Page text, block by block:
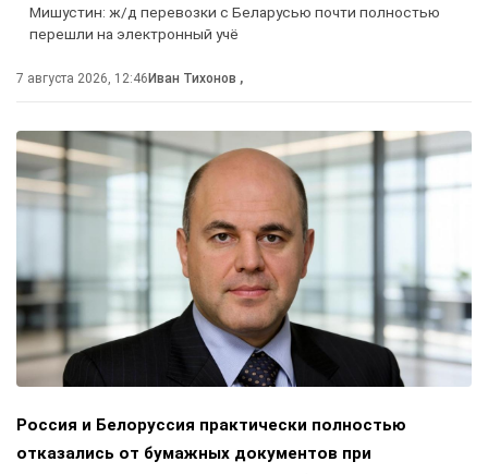
Мишустин: ж/д перевозки с Беларусью почти полностью
перешли на электронный учё
7 августа 2026, 12:46Иван Тихонов ,
Россия и Белоруссия практически полностью
отказались от бумажных документов при